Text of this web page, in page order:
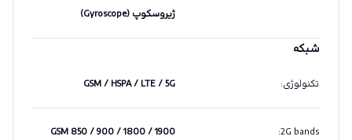
ژیروسکوپ (Gyroscope)
شبکه
تکنولوژی:
GSM / HSPA / LTE / 5G
2G bands
:
GSM 850 / 900 / 1800 / 1900